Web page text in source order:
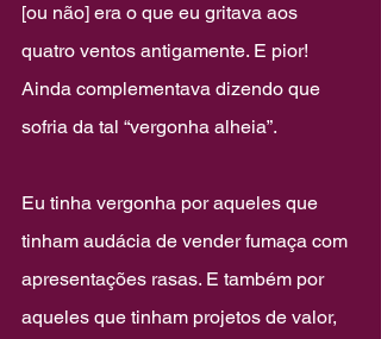
[ou não] era o que eu gritava aos
quatro ventos antigamente. E pior!
Ainda complementava dizendo que
sofria da tal “vergonha alheia”.
Eu tinha vergonha por aqueles que
tinham audácia de vender fumaça com
apresentações rasas. E também por
aqueles que tinham projetos de valor,